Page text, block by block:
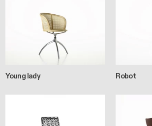
Young lady Robot